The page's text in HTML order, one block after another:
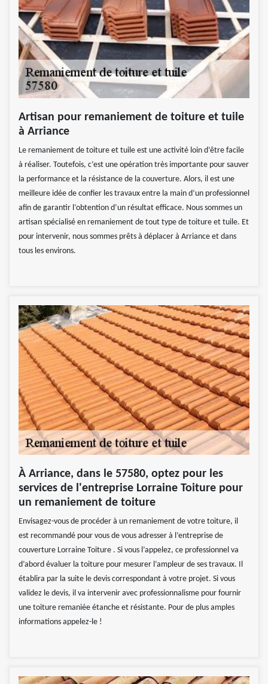
Artisan pour remaniement de toiture et tuile
à Arriance
Le remaniement de toiture et tuile est une activité loin d’être facile
à réaliser. Toutefois, c’est une opération très importante pour sauver
la performance et la résistance de la couverture. Alors, il est une
meilleure idée de confier les travaux entre la main d’un professionnel
afin de garantir l’obtention d’un résultat efficace. Nous sommes un
artisan spécialisé en remaniement de tout type de toiture et tuile. Et
pour intervenir, nous sommes prêts à déplacer à Arriance et dans
tous les environs.
À Arriance, dans le 57580, optez pour les
services de l'entreprise Lorraine Toiture pour
un remaniement de toiture
Envisagez-vous de procéder à un remaniement de votre toiture, il
est recommandé pour vous de vous adresser à l’entreprise de
couverture Lorraine Toiture . Si vous l’appelez, ce professionnel va
d’abord évaluer la toiture pour mesurer l’ampleur de ses travaux. Il
établira par la suite le devis correspondant à votre projet. Si vous
validez le devis, il va intervenir avec professionnalisme pour fournir
une toiture remaniée étanche et résistante. Pour de plus amples
informations appelez-le !